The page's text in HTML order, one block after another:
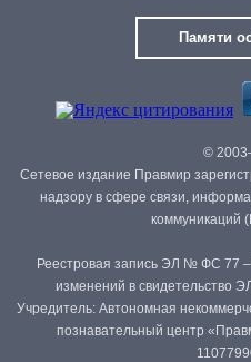
Памяти
©
Сетевое издание Правмир
надзору в сфере связи,
коммуникаций
Реестровая запись ЭЛ № ФС 77 –
изменений в свидетельство
Учредитель: Автономная
познавательный центр